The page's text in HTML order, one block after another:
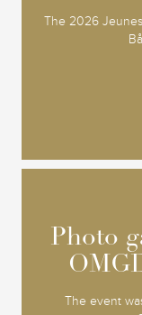
The 2026
Photo
The event
Photo